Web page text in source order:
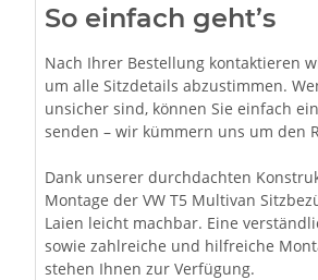
So einfach geht’s
Nach Ihrer Bestellung kontaktieren
um alle Sitzdetails abzustimmen.
unsicher sind, können Sie einfach
senden – wir kümmern uns um den
Dank unserer durchdachten
Montage der VW T5 Multivan
Laien leicht machbar. Eine
sowie zahlreiche und hilfreiche
stehen Ihnen zur Verfügung.